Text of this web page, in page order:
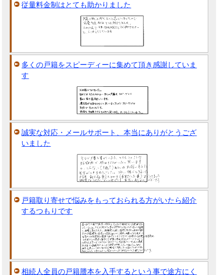
従量料金制はとても助かりました
多くの戸籍をスピーディーに集めて頂き感謝していま
す
誠実な対応・メールサポート、本当にありがとうござ
いました
戸籍取り寄せで悩みをもっておられる方がいたら紹介
するつもりです
相続人全員の戸籍謄本を入手するという事で途方にく